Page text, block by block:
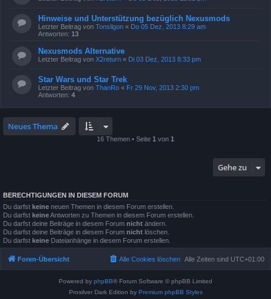
Hinweise und Unterstützung bezüglich Nexusmods
Letzter Beitrag von Tonsilgon « Do 05 Dez, 2013 8:29 am
Antworten: 13
Nexusmods Alternative
Letzter Beitrag von X2return « Di 03 Dez, 2013 8:33 pm
Star Wars und Star Trek
Letzter Beitrag von ThanRo « Fr 29 Nov, 2013 2:30 pm
Antworten: 4
Neues Thema
16 Themen • Seite 1 von 1
Gehe zu
BERECHTIGUNGEN IN DIESEM FORUM
Du darfst keine neuen Themen in diesem Forum erstellen.
Du darfst keineAntworten zu Themen in diesem Forum erstellen.
Du darfst deine Beiträge in diesem Forum nicht ändern.
Du darfst deine Beiträge in diesem Forum nicht löschen.
Du darfst keine Dateianhänge in diesem Forum erstellen.
Foren-Übersicht Alle Zeiten sind UTC+01:00
Alle Cookies löschen
Powered by phpBB® Forum Software © phpBB Limited
Prosilver Dark Edition by Premium phpBB Styles